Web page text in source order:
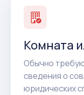
Комната
Обычно
сведения о
юридических